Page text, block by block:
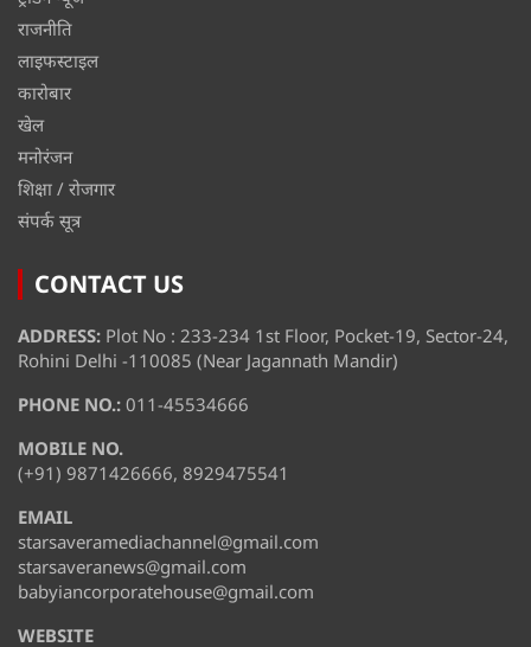
राजनीति
लाइफस्टाइल
कारोबार
खेल
मनोरंजन
शिक्षा / रोजगार
संपर्क सूत्र
CONTACT US
ADDRESS: Plot No : 233-234 1st Floor, Pocket-19, Sector-24,
Rohini Delhi -110085 (Near Jagannath Mandir)
PHONE NO.: 011-45534666
MOBILE NO.
(+91) 9871426666, 8929475541
EMAIL
starsaveramediachannel@gmail.com
starsaveranews@gmail.com
babyiancorporatehouse@gmail.com
WEBSITE